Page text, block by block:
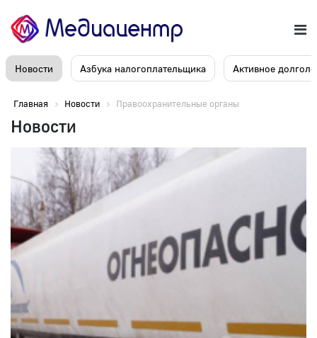
Новости Азбука налогоплательщика Активное
Главная Новости Правоохранительные органы
Новости